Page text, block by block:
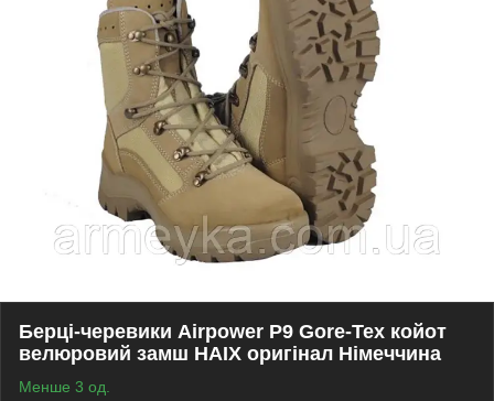
Берці-черевики Airpower P9 Gore-Tex койот
велюровий замш HAIX оригінал Німеччина
Менше 3 од.